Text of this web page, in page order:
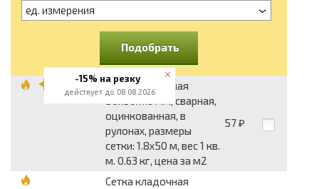
ед. измерения
Подобрать
Сетка кладочная
50x50x1.6 мм, сварная,
оцинкованная, в
рулонах, размеры
сетки: 1.8x50 м, вес 1 кв.
м. 0.63 кг, цена за м2
57 ₽
Сетка кладочная
-15% на резку
действует до 08.08.2026